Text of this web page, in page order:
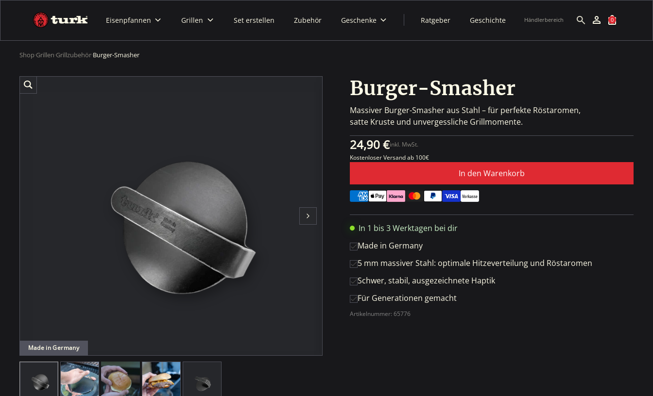
Eisenpfannen Grillen Set erstellen Zubehör Geschenke Ratgeber Geschichte Händlerbereich 0
Shop·Grillen·Grillzubehör·Burger-Smasher
Made in Germany
Burger-Smasher
Massiver Burger-Smasher aus Stahl – für perfekte Röstaromen,
satte Kruste und unvergessliche Grillmomente.
24,90 €inkl. MwSt.
Kostenloser Versand ab 100€
In den Warenkorb
Vorkasse
In 1 bis 3 Werktagen bei dir
Made in Germany
5 mm massiver Stahl: optimale Hitzeverteilung und Röstaromen
Schwer, stabil, ausgezeichnete Haptik
Für Generationen gemacht
Artikelnummer: 65776